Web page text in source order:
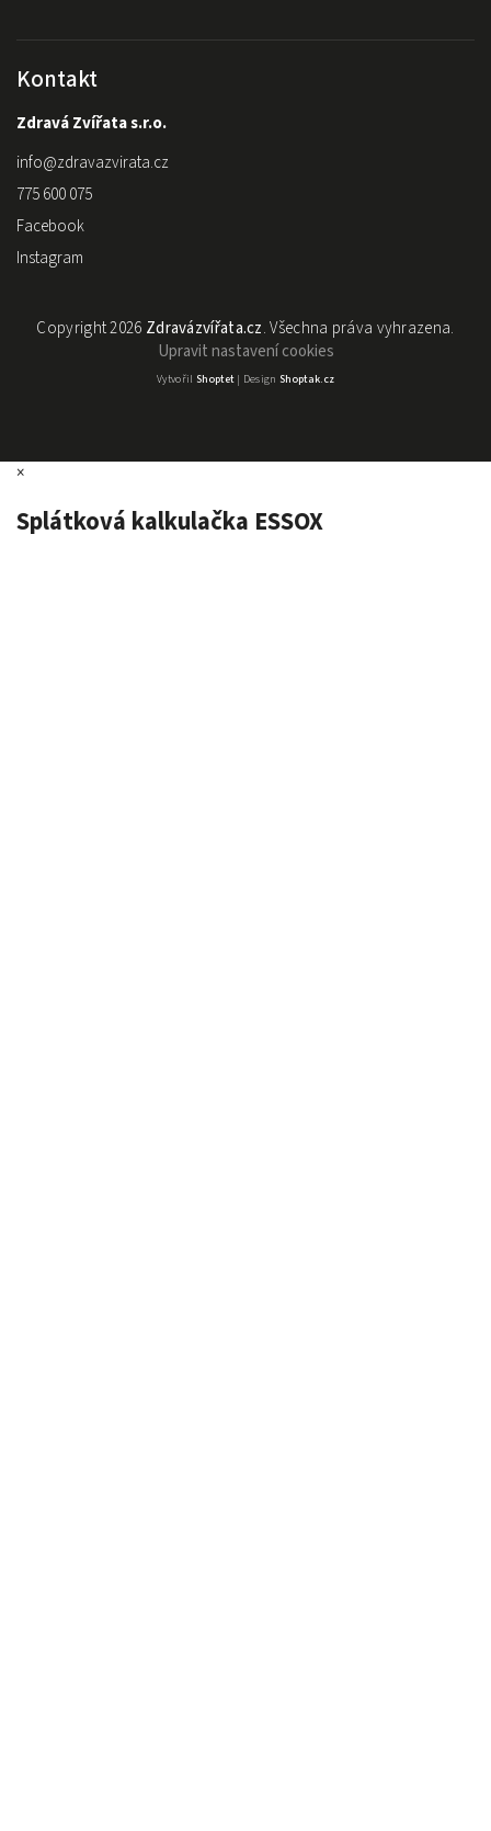
Kontakt
Zdravá Zvířata s.r.o.
info@zdravazvirata.cz
775 600 075
Facebook
Instagram
Copyright 2026 Zdravázvířata.cz. Všechna práva vyhrazena.
Upravit nastavení cookies
Vytvořil Shoptet| Design Shoptak.cz
×
Splátková kalkulačka ESSOX